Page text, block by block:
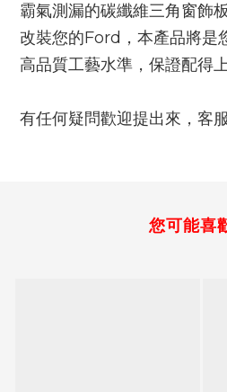
霸氣測漏的碳纖維三角窗飾
改裝您的Ford，本產品將是
高品質工藝水準，保證配得
有任何疑問歡迎提出來，客
您可能喜